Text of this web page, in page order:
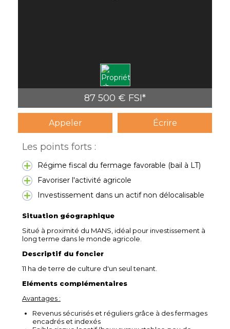
87 500 € FSI*
Appeler Écrire
Les points forts :
Régime fiscal du fermage favorable (bail à LT)
Favoriser l'activité agricole
Investissement dans un actif non délocalisable
Situation géographique
Situé à proximité du MANS, idéal pour investissement à
long terme dans le monde agricole.
Descriptif du foncier
11 ha de terre de culture d'un seul tenant.
Eléments complémentaires
Avantages :
Revenus sécurisés et réguliers grâce à des fermages
encadrés et indexés